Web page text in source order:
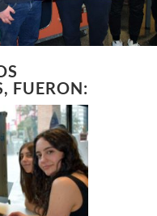
FUERON: